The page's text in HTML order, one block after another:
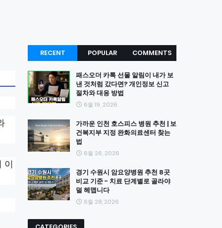
이
RECENT POPULAR COMMENTS
패스오더 카톡 선물 알림이 내가 보
낸 것처럼 갔다면? 개인정보 신고
절차와 대응 방법
6월 19, 2026
가까운 인천 호스피스 병원 추천 | 보
건복지부 지정 완화의료센터 찾는
법
6월 26, 2026
경기 수원시 암요양병원 추천 8곳
비교 기준 - 치료 단계별로 골라야
덜 헤맵니다
6월 28, 2026